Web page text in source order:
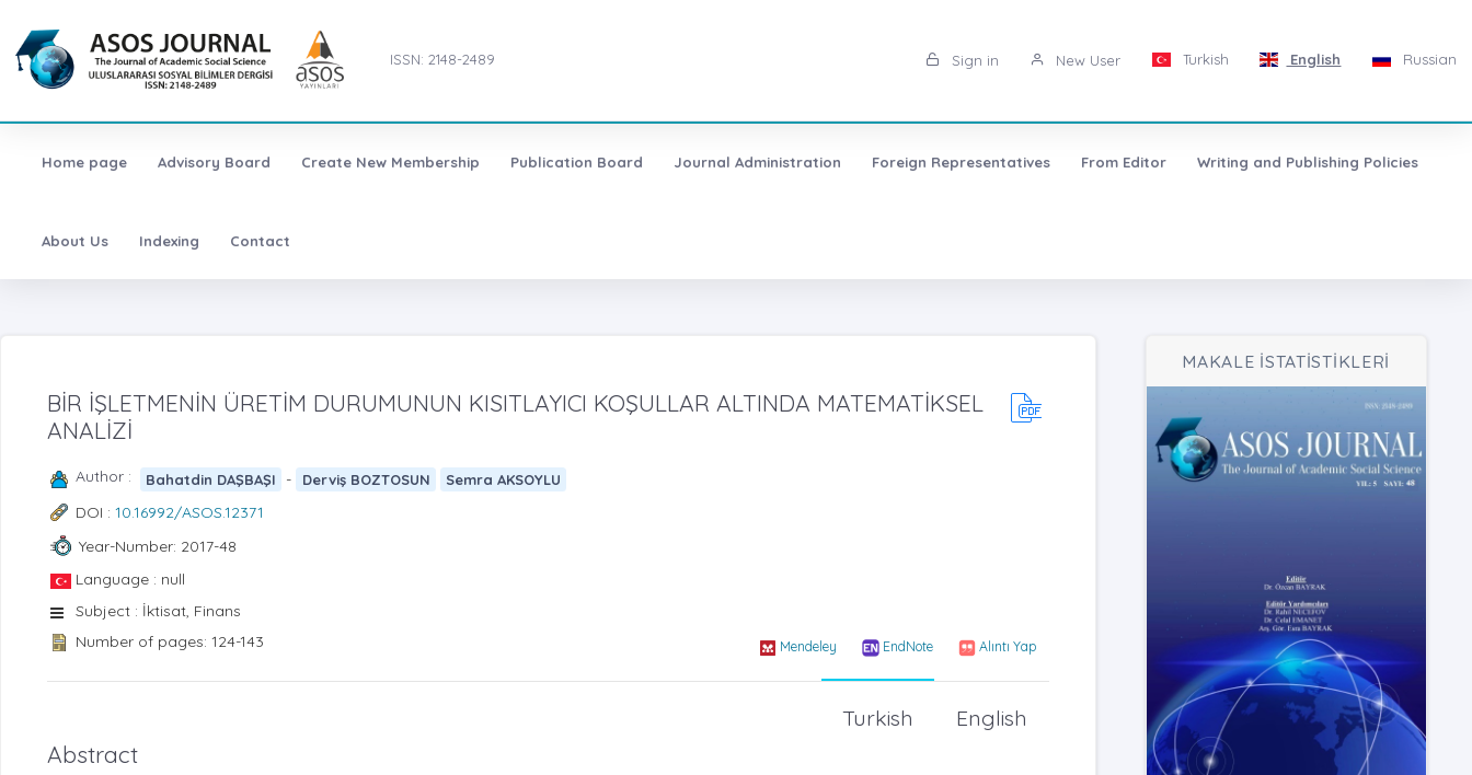
ISSN: 2148-2489 Sign in New User Turkish English Russian
Home page Advisory Board Create New Membership Publication Board Journal Administration Foreign Representatives From Editor Writing and Publishing Policies
About Us Indexing Contact
BİR İŞLETMENİN ÜRETİM DURUMUNUN KISITLAYICI KOŞULLAR ALTINDA MATEMATİKSEL
ANALİZİ
Author : Bahatdin DAŞBAŞI - Derviş BOZTOSUN Semra AKSOYLU
DOI : 10.16992/ASOS.12371
Year-Number: 2017-48
Language : null
Subject : İktisat, Finans
Number of pages: 124-143
Mendeley EndNote Alıntı Yap
English
Turkish
Abstract
MAKALE İSTATİSTİKLERİ